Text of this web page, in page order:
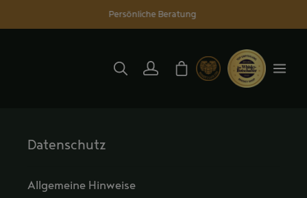
Persönliche Beratung
Warenkorb enthält 0
Datenschutz
Allgemeine Hinweise